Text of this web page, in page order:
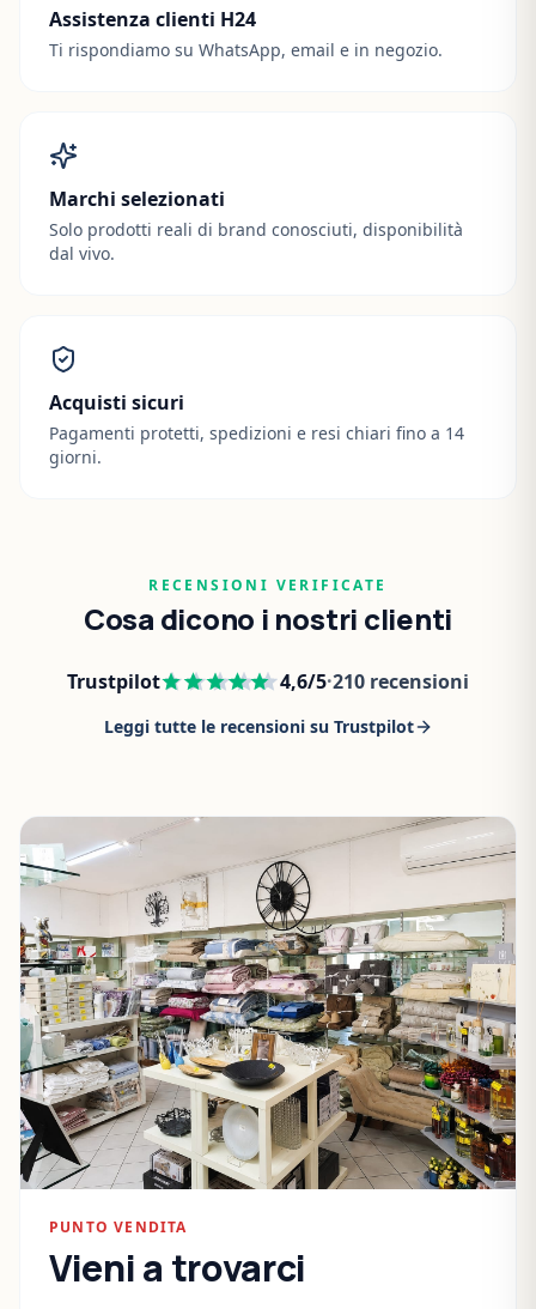
Assistenza clienti H24
Ti rispondiamo su WhatsApp, email e in negozio.
Marchi selezionati
Solo prodotti reali di brand conosciuti, disponibilità
dal vivo.
Acquisti sicuri
Pagamenti protetti, spedizioni e resi chiari fino a 14
giorni.
RECENSIONI VERIFICATE
Cosa dicono i nostri clienti
Trustpilot 4,6/5·210 recensioni
Leggi tutte le recensioni su Trustpilot
PUNTO VENDITA
Vieni a trovarci